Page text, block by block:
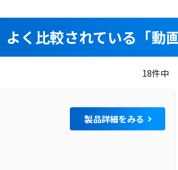
よく比較されている 「
18件中
製品詳細をみる